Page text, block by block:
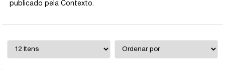
publicado pela Contexto.